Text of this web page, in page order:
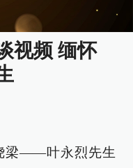
视频 缅怀
梁——叶永烈先生